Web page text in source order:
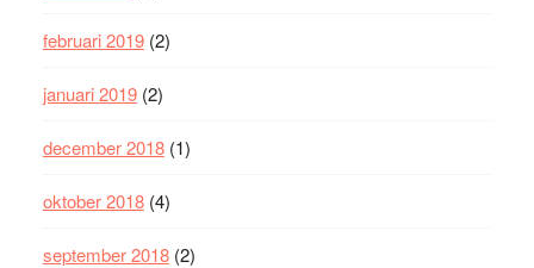
februari 2019(2)
januari 2019(2)
december 2018(1)
oktober 2018(4)
september 2018(2)